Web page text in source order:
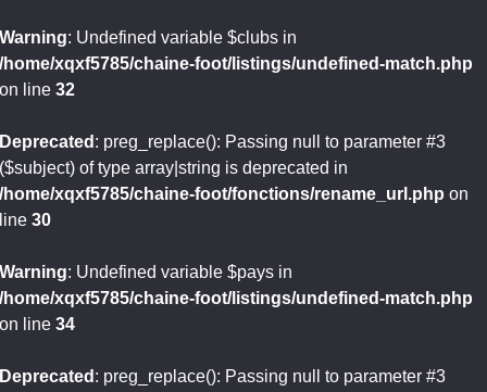
Warning: Undefined variable $clubs in
/home/xqxf5785/chaine-foot/listings/undefined-match.php
on line 32
Deprecated : preg_replace(): Passing null to parameter #3
($subject) of type array|string is deprecated in
/home/xqxf5785/chaine-foot/fonctions/rename_url.php on
line 30
Warning: Undefined variable $pays in
/home/xqxf5785/chaine-foot/listings/undefined-match.php
on line 34
Deprecated : preg_replace(): Passing null to parameter #3